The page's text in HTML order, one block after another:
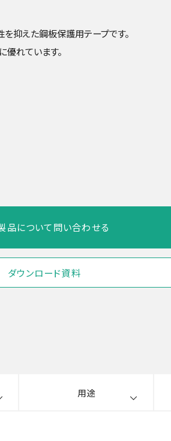
抑えた鋼板保護用テープです。
れています。
品について問い合わせる
ダウンロード資料
用途